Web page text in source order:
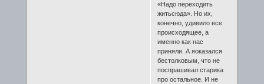
«Надо переходить
житьсюда». Но их,
конечно, удивило все
происходящее, а
именно как нас
приняли. А яоказался
бестолковым, что не
поспрашивал старика
про остальное. И не